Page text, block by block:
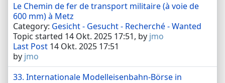
Le Chemin de fer de transport militaire (à voie de
600 mm) à Metz
Category: Gesicht - Gesucht - Recherché - Wanted
Topic started 14 Okt. 2025 17:51, by jmo
Last Post 14 Okt. 2025 17:51
by jmo
33. Internationale Modelleisenbahn-Börse in